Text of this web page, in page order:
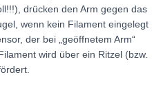
drücken den Arm gegen das
wenn kein Filament eingelegt
der bei „geöffnetem Arm“
wird über ein Ritzel (bzw.